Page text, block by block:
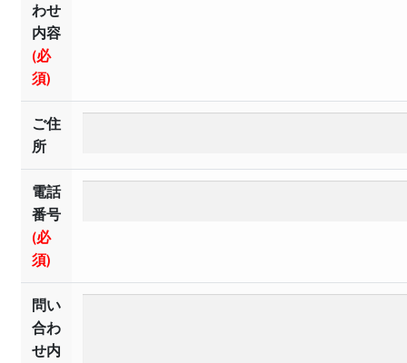
わせ
内容
(必
須)
ご住
所
電話
番号
(必
須)
問い
合わ
せ内